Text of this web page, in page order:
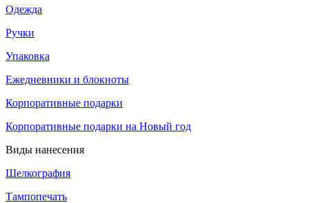
Одежда
Ручки
Упаковка
Ежедневники и блокноты
Корпоративные подарки
Корпоративные подарки на Новый год
Виды нанесения
Шелкография
Тампопечать